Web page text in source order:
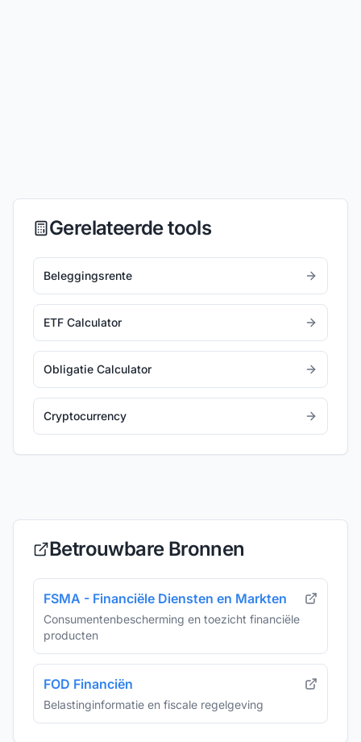
Gerelateerde tools
Beleggingsrente
ETF Calculator
Obligatie Calculator
Cryptocurrency
Betrouwbare Bronnen
FSMA - Financiële Diensten en Markten
Consumentenbescherming en toezicht financiële
producten
FOD Financiën
Belastinginformatie en fiscale regelgeving